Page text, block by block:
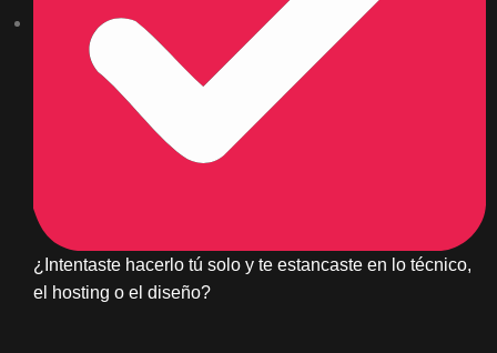
¿Intentaste hacerlo tú solo y te estancaste en lo técnico,
el hosting o el diseño?